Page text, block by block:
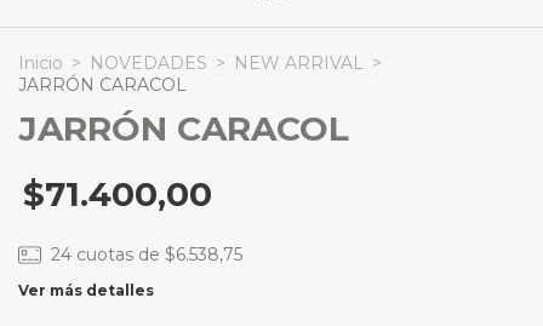
Inicio > NOVEDADES > NEW ARRIVAL >
JARRÓN CARACOL
JARRÓN CARACOL
$71.400,00
24 cuotas de $6.538,75
Ver más detalles